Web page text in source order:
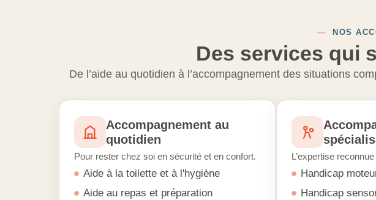
— NOS
Des services qui
De l’aide au quotidien à l’accompagnement des situations
Accompagnement au
quotidien
Pour rester chez soi en sécurité et en confort.
Aide à la toilette et à l'hygiène
Aide au repas et préparation
L’expertise
Handicap
Handicap